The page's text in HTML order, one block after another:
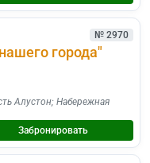
№ 2970
города"
Алустон; Набережная
Забронировать